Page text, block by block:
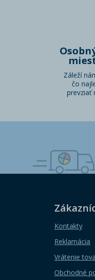
Záleží
čo
prevziať
Kontakty
Reklamácia
Vrátenie
Obchodné